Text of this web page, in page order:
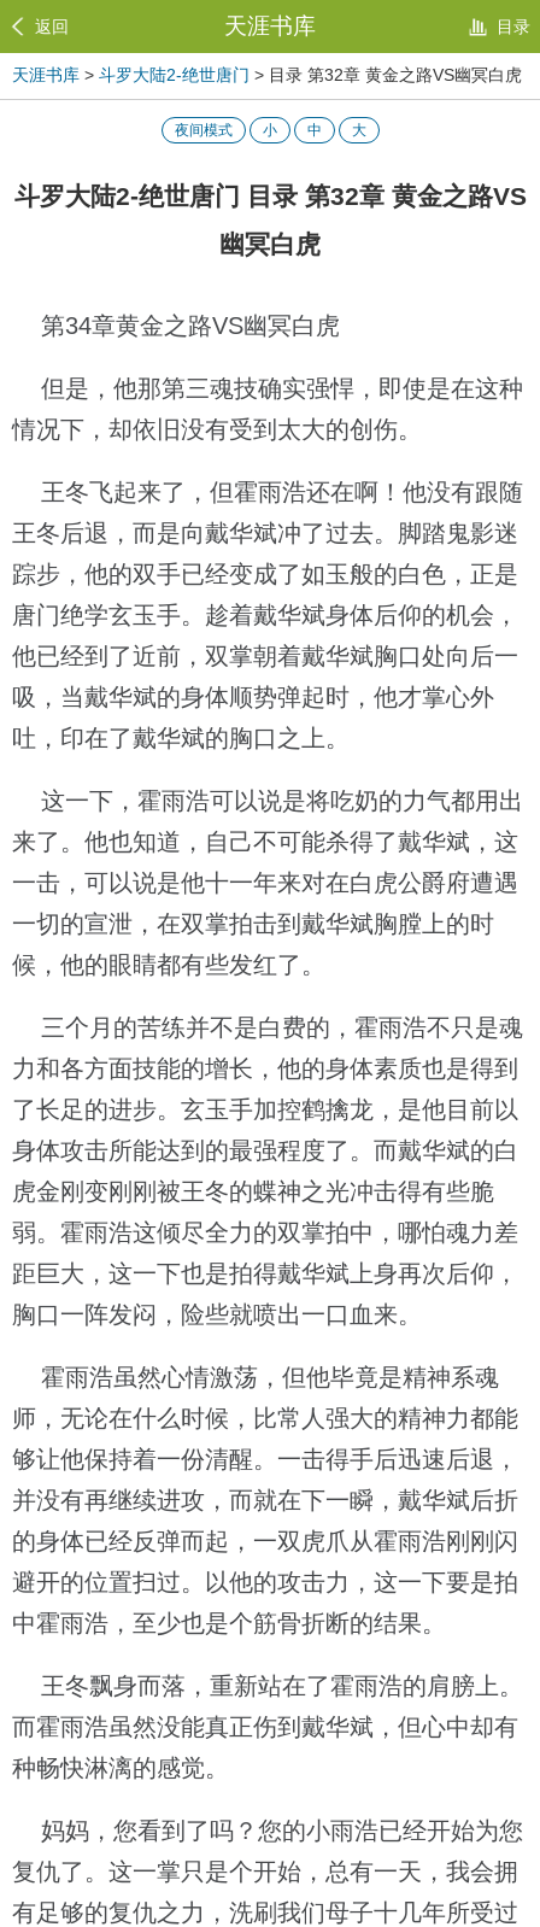
返回 天涯书库 目录
天涯书库 > 斗罗大陆2-绝世唐门 > 目录 第32章 黄金之路VS幽冥白虎
夜间模式 小 中 大
斗罗大陆2-绝世唐门 目录 第32章 黄金之路VS
幽冥白虎
第34章黄金之路VS幽冥白虎
但是，他那第三魂技确实强悍，即使是在这种
情况下，却依旧没有受到太大的创伤。
王冬飞起来了，但霍雨浩还在啊！他没有跟随
王冬后退，而是向戴华斌冲了过去。脚踏鬼影迷
踪步，他的双手已经变成了如玉般的白色，正是
唐门绝学玄玉手。趁着戴华斌身体后仰的机会，
他已经到了近前，双掌朝着戴华斌胸口处向后一
吸，当戴华斌的身体顺势弹起时，他才掌心外
吐，印在了戴华斌的胸口之上。
这一下，霍雨浩可以说是将吃奶的力气都用出
来了。他也知道，自己不可能杀得了戴华斌，这
一击，可以说是他十一年来对在白虎公爵府遭遇
一切的宣泄，在双掌拍击到戴华斌胸膛上的时
候，他的眼睛都有些发红了。
三个月的苦练并不是白费的，霍雨浩不只是魂
力和各方面技能的增长，他的身体素质也是得到
了长足的进步。玄玉手加控鹤擒龙，是他目前以
身体攻击所能达到的最强程度了。而戴华斌的白
虎金刚变刚刚被王冬的蝶神之光冲击得有些脆
弱。霍雨浩这倾尽全力的双掌拍中，哪怕魂力差
距巨大，这一下也是拍得戴华斌上身再次后仰，
胸口一阵发闷，险些就喷出一口血来。
霍雨浩虽然心情激荡，但他毕竟是精神系魂
师，无论在什么时候，比常人强大的精神力都能
够让他保持着一份清醒。一击得手后迅速后退，
并没有再继续进攻，而就在下一瞬，戴华斌后折
的身体已经反弹而起，一双虎爪从霍雨浩刚刚闪
避开的位置扫过。以他的攻击力，这一下要是拍
中霍雨浩，至少也是个筋骨折断的结果。
王冬飘身而落，重新站在了霍雨浩的肩膀上。
而霍雨浩虽然没能真正伤到戴华斌，但心中却有
种畅快淋漓的感觉。
妈妈，您看到了吗？您的小雨浩已经开始为您
复仇了。这一掌只是个开始，总有一天，我会拥
有足够的复仇之力，洗刷我们母子十几年所受过